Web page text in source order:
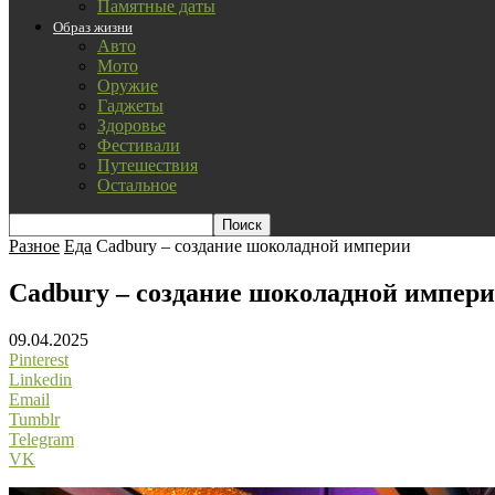
Памятные даты
Образ жизни
Авто
Мото
Оружие
Гаджеты
Здоровье
Фестивали
Путешествия
Остальное
Разное Еда Cadbury – создание шоколадной империи
Cadbury – создание шоколадной
09.04.2025
Pinterest
Linkedin
Email
Tumblr
Telegram
VK